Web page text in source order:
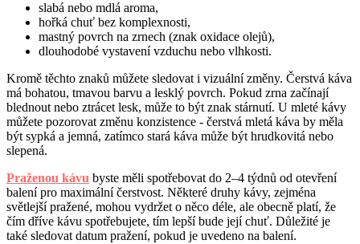
slabá nebo mdlá aroma,
hořká chuť bez komplexnosti,
mastný povrch na zrnech (znak oxidace olejů),
dlouhodobé vystavení vzduchu nebo vlhkosti.
Kromě těchto znaků můžete sledovat i vizuální změny. Čerstvá káva
má bohatou, tmavou barvu a lesklý povrch. Pokud zrna začínají
blednout nebo ztrácet lesk, může to být znak stárnutí. U mleté kávy
můžete pozorovat změnu konzistence - čerstvá mletá káva by měla
být sypká a jemná, zatímco stará káva může být hrudkovitá nebo
slepená.
Praženou kávu byste měli spotřebovat do 2–4 týdnů od otevření
balení pro maximální čerstvost. Některé druhy kávy, zejména
světlejší pražené, mohou vydržet o něco déle, ale obecně platí, že
čím dříve kávu spotřebujete, tím lepší bude její chuť. Důležité je
také sledovat datum pražení, pokud je uvedeno na balení.